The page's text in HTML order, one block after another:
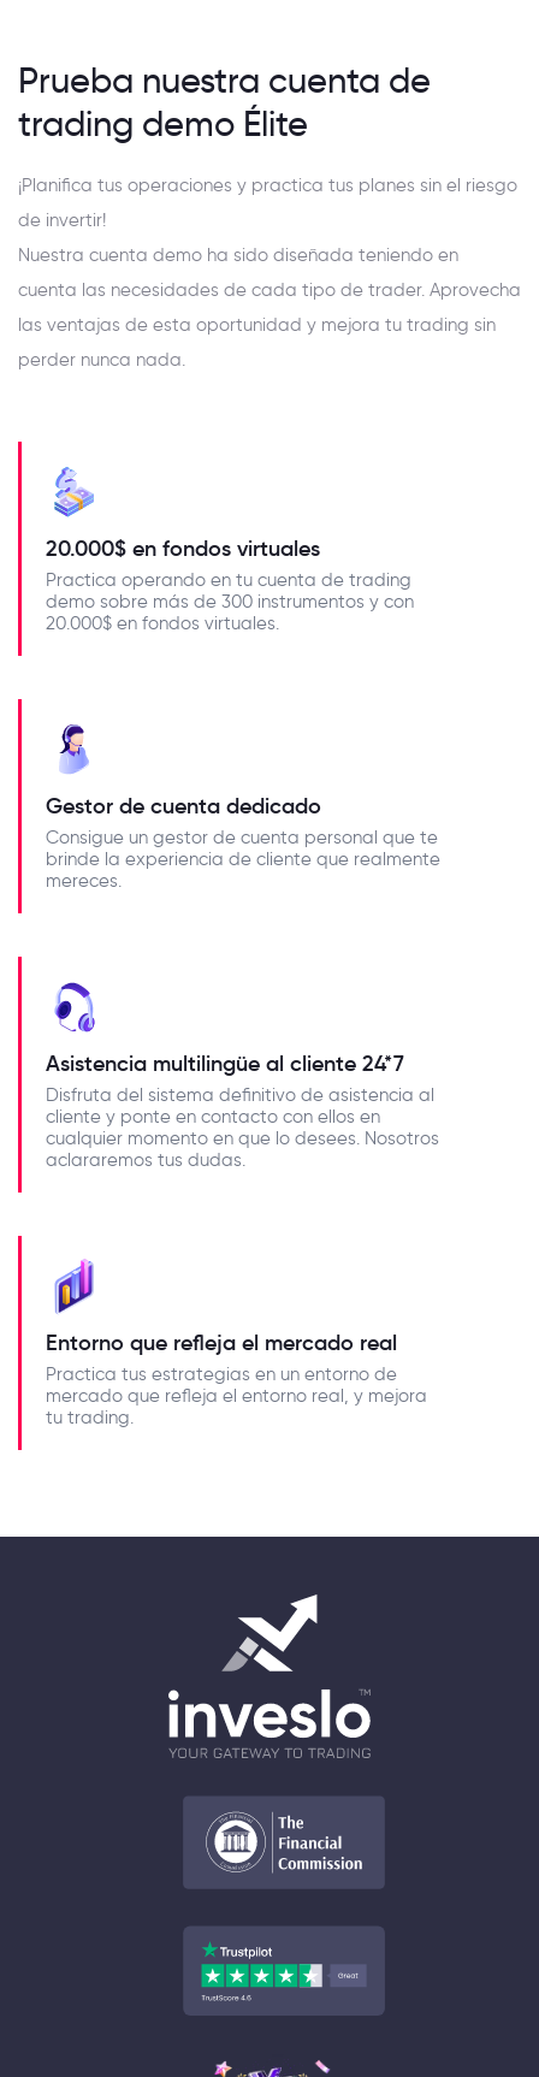
Prueba nuestra cuenta de
trading demo Élite
¡Planifica tus operaciones y practica tus planes sin el riesgo
de invertir!
Nuestra cuenta demo ha sido diseñada teniendo en
cuenta las necesidades de cada tipo de trader. Aprovecha
las ventajas de esta oportunidad y mejora tu trading sin
perder nunca nada.
20.000$ en fondos virtuales
Practica operando en tu cuenta de trading
demo sobre más de 300 instrumentos y con
20.000$ en fondos virtuales.
Gestor de cuenta dedicado
Consigue un gestor de cuenta personal que te
brinde la experiencia de cliente que realmente
mereces.
Asistencia multilingüe al cliente 24*7
Disfruta del sistema definitivo de asistencia al
cliente y ponte en contacto con ellos en
cualquier momento en que lo desees. Nosotros
aclararemos tus dudas.
Entorno que refleja el mercado real
Practica tus estrategias en un entorno de
mercado que refleja el entorno real, y mejora
tu trading.